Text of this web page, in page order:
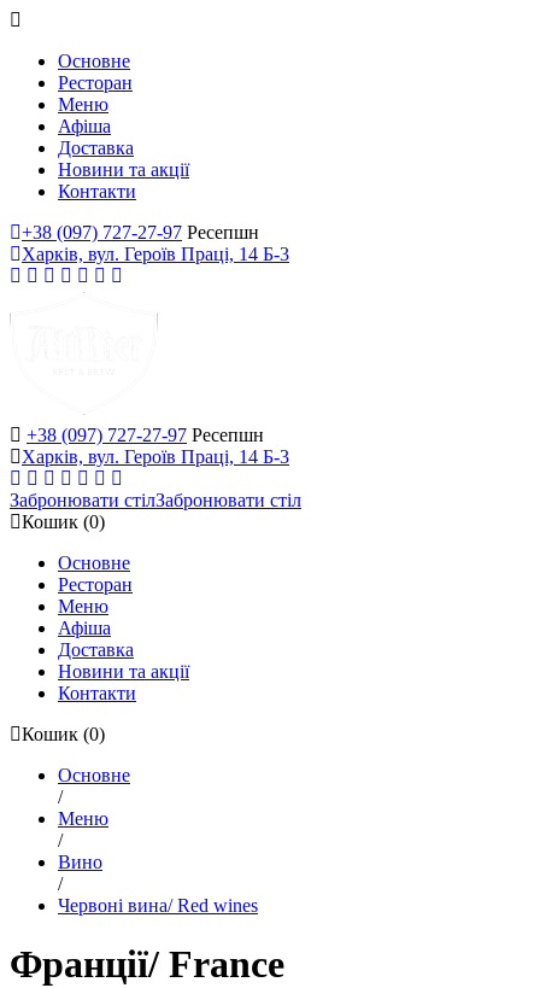
Основне
Ресторан
Меню
Афіша
Доставка
Новини та акції
Контакти
+38 (097) 727-27-97 Ресепшн
Харків, вул. Героїв Праці, 14 Б-3
+38 (097) 727-27-97 Ресепшн
Харків, вул. Героїв Праці, 14 Б-3
Забронювати стілЗабронювати стіл
Кошик (0)
Основне
Ресторан
Меню
Афіша
Доставка
Новини та акції
Контакти
Кошик (0)
Основне
/
Меню
/
Вино
/
Червоні вина/ Red wines
Франції/ France